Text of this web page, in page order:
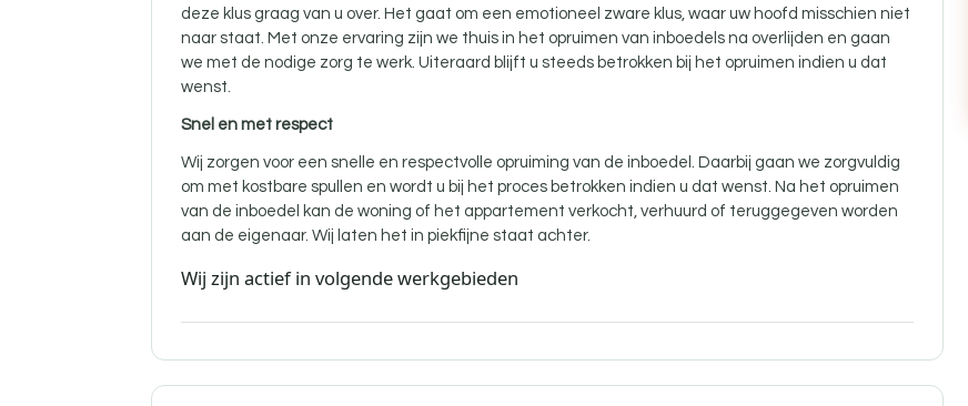
deze klus graag van u over. Het gaat om een emotioneel zware klus, waar uw hoofd misschien niet
naar staat. Met onze ervaring zijn we thuis in het opruimen van inboedels na overlijden en gaan
we met de nodige zorg te werk. Uiteraard blijft u steeds betrokken bij het opruimen indien u dat
wenst.
Snel en met respect
Wij zorgen voor een snelle en respectvolle opruiming van de inboedel. Daarbij gaan we zorgvuldig
om met kostbare spullen en wordt u bij het proces betrokken indien u dat wenst. Na het opruimen
van de inboedel kan de woning of het appartement verkocht, verhuurd of teruggegeven worden
aan de eigenaar. Wij laten het in piekfijne staat achter.
Wij zijn actief in volgende werkgebieden